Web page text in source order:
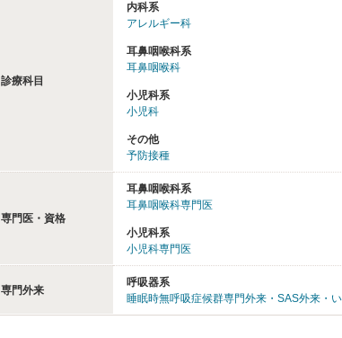
診療科目
内科系
アレルギー科
耳鼻咽喉科系
耳鼻咽喉科
小児科系
小児科
その他
予防接種
専門医・資格
耳鼻咽喉科系
耳鼻咽喉科専門医
小児科系
小児科専門医
専門外来
呼吸器系
睡眠時無呼吸症候群専門外来・SAS外来・